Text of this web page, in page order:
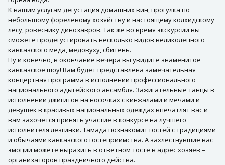
К вашим услугам дегустация домашних вин, прогулка по
небольшому форелевому хозяйству и настоящему колхидскому
лесу, ровеснику динозавров. Так же во время экскурсии вы
сможете продегустировать несколько видов великолепного
кавказского меда, медовуху, сбитень.
Ну и конечно, в окончание вечера вы увидите знаменитое
кавказское шоу! Вам будет представлена замечательная
концертная программа в исполнении профессионального
национального адыгейского ансамбля. Зажигательные танцы в
исполнении джигитов на носочках с кинжалами и мечами и
девушек в красивых национальных одеждах впечатлят вас и
вам захочется принять участие в конкурсе на лучшего
исполнителя лезгинки. Тамада познакомит гостей с традициями
и обычаями кавказского гостеприимства. А захлестнувшие вас
эмоции можете выразить в ответном тосте в адрес хозяев –
организаторов праздничного действа.